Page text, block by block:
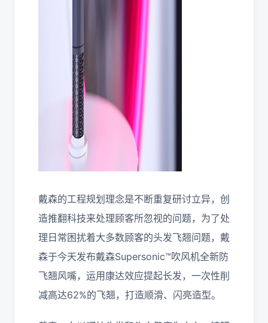
戴森的工程规划理念是不断重复研讨立异，创
造推翻科技来处理顾客所忽视的问题，为了处
理日常困扰着大多数顾客的头发飞翘问题，戴
森于今天发布戴森Supersonic™吹风机全新防
飞翘风嘴，运用康达效应提起长发，一次性削
减高达62%的飞翘，打造顺滑、闪亮造型。